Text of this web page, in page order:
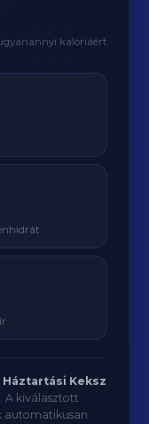
kalóriáért
Háztartási Keksz
A kiválasztott
automatikusan